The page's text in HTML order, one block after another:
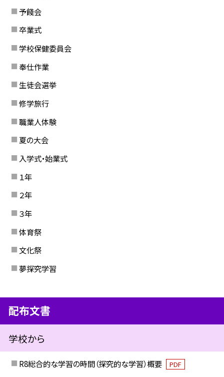
予餞会
卒業式
学校保健委員会
奉仕作業
生徒会選挙
修学旅行
職業人体験
夏の大会
入学式・始業式
１年
２年
３年
体育祭
文化祭
夢探究学習
配布文書
学校から
R8総合的な学習の時間（探究的な学習）概要 PDF